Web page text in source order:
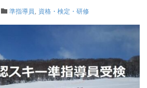
準指導員 , 資格・検定・研修